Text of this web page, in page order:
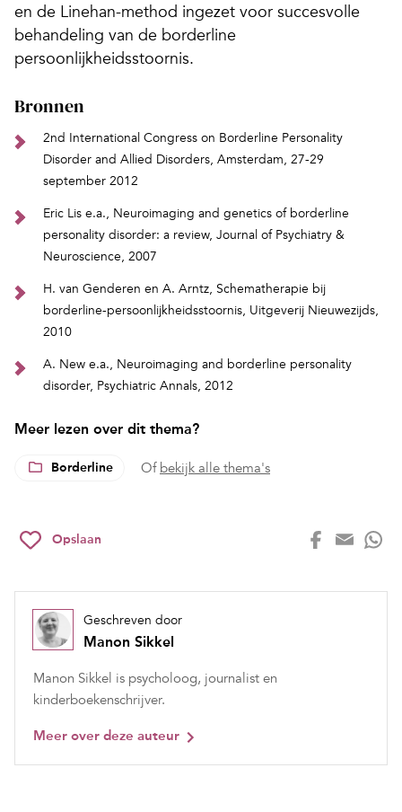
en de Linehan-method ingezet voor succesvolle
behandeling van de borderline
persoonlijkheidsstoornis.
Bronnen
2nd International Congress on Borderline Personality
Disorder and Allied Disorders, Amsterdam, 27-29
september 2012
Eric Lis e.a., Neuroimaging and genetics of borderline
personality disorder: a review, Journal of Psychiatry &
Neuroscience, 2007
H. van Genderen en A. Arntz, Schematherapie bij
borderline-persoonlijkheidsstoornis, Uitgeverij Nieuwezijds,
2010
A. New e.a., Neuroimaging and borderline personality
disorder, Psychiatric Annals, 2012
Meer lezen over dit thema?
Borderline Of bekijk alle thema's
Opslaan
Geschreven door
Manon Sikkel
Manon Sikkel is psycholoog, journalist en
kinderboekenschrijver.
Meer over deze auteur